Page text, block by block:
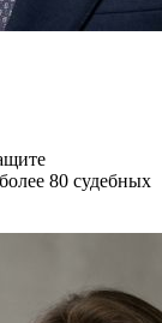
80 судебных